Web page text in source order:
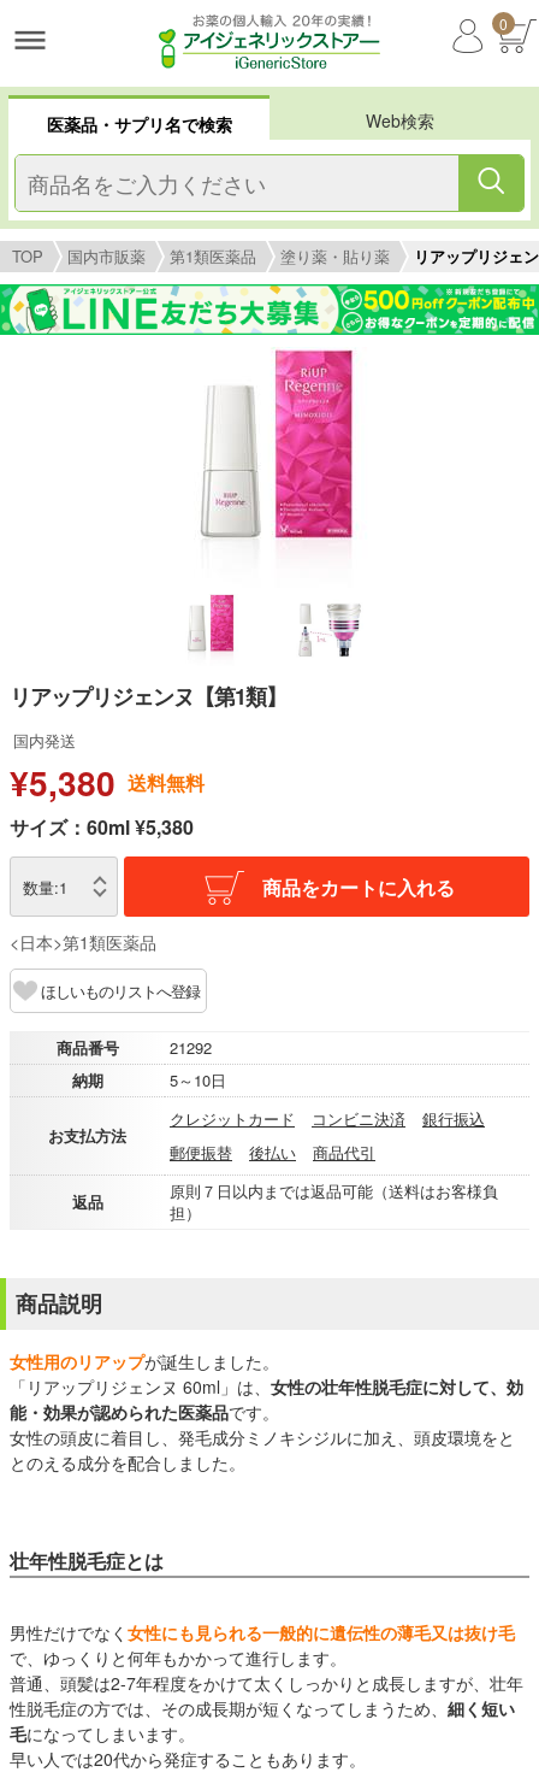
0
医薬品・サプリ名で検索 Web検索
TOP 国内市販薬 第1類医薬品 塗り薬・貼り薬 リアップリジェ
リアップリジェンヌ【第1類】
国内発送
¥5,380 送料無料
サイズ：60ml ¥5,380
数量:1 商品をカートに入れる
<日本>第1類医薬品
ほしいものリストへ登録
商品番号
21292
納期
5～10日
お支払方法
クレジットカード コンビニ決済
銀行振込
郵便振替
後払い 商品代引
返品
原則７日以内までは返品可能（送料はお客様負
担）
商品説明
女性用のリアップが誕生しました。
「リアップリジェンヌ 60ml」は、 女性の壮年性脱毛症に対して、効
能・効果が認められた医薬品です。
女性の頭皮に着目し、発毛成分ミノキシジルに加え、頭皮環境をと
とのえる成分を配合しました。
壮年性脱毛症とは
男性だけでなく 女性にも見られる一般的に遺伝性の薄毛又は抜け毛
で、ゆっくりと何年もかかって進行します。
普通、頭髪は2-7年程度をかけて太くしっかりと成長しますが、壮年
性脱毛症の方では、その成長期が短くなってしまうため、 細く短い
毛になってしまいます。
早い人では20代から発症することもあります。